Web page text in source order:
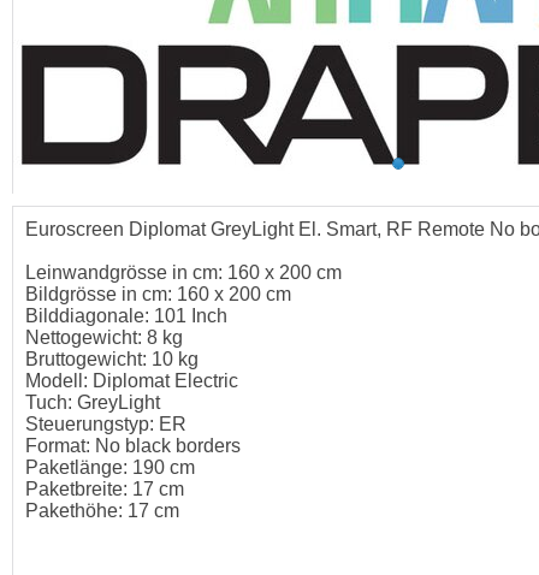
Euroscreen Diplomat GreyLight El. Smart, RF Remote No
Leinwandgrösse in cm: 160 x 200 cm
Bildgrösse in cm: 160 x 200 cm
Bilddiagonale: 101 Inch
Nettogewicht: 8 kg
Bruttogewicht: 10 kg
Modell: Diplomat Electric
Tuch: GreyLight
Steuerungstyp: ER
Format: No black borders
Paketlänge: 190 cm
Paketbreite: 17 cm
Pakethöhe: 17 cm